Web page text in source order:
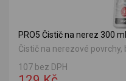
PRO5 Čistič na nerez 300 ml
Čistič na nerezové povrchy,
107 bez DPH